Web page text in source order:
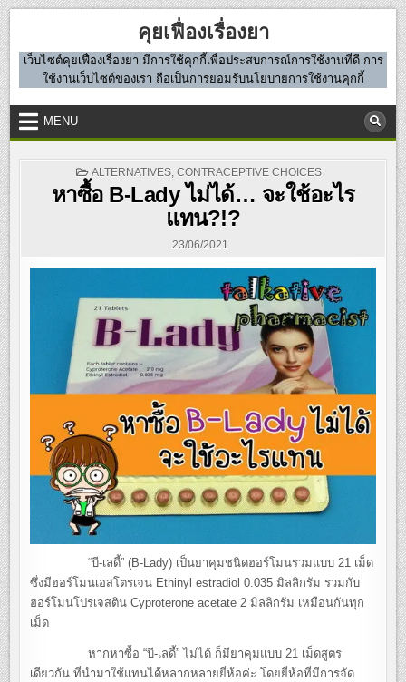
Skip
to
content
คุยเฟื่องเรื่องยา
เว็บไซต์คุยเฟื่องเรื่องยา มีการใช้คุกกี้เพื่อประสบการณ์การใช้งานที่ดี การ
ใช้งานเว็บไซต์ของเรา ถือเป็นการยอมรับนโยบายการใช้งานคุกกี้
MENU
POSTED
IN
ALTERNATIVES, CONTRACEPTIVE CHOICES
หาซื้อ B-Lady ไม่ได้… จะใช้อะไร
แทน?!?
23/06/2021
“บี-เลดี้” (B-Lady) เป็นยาคุมชนิดฮอร์โมนรวมแบบ 21 เม็ด
ซึ่งมีฮอร์โมนเอสโตรเจน Ethinyl estradiol 0.035 มิลลิกรัม รวมกับ
ฮอร์โมนโปรเจสติน Cyproterone acetate 2 มิลลิกรัม เหมือนกันทุก
เม็ด
หากหาซื้อ “บี-เลดี้” ไม่ได้ ก็มียาคุมแบบ 21 เม็ดสูตร
เดียวกัน ที่นำมาใช้แทนได้หลากหลายยี่ห้อค่ะ โดยยี่ห้อที่มีการจัด